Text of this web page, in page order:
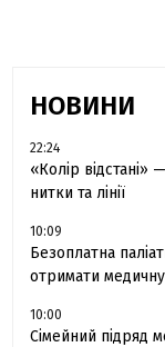
НОВИНИ
22:24
«Колір
нитки та лінії
10:09
Безоплатна
отримати
10:00
Сімейний підряд